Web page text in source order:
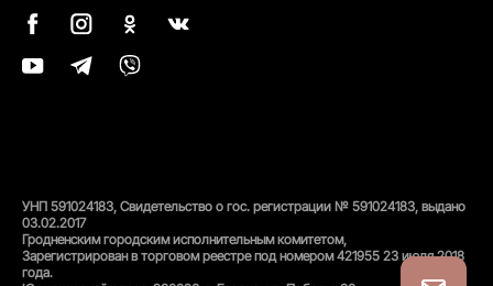
УНП 591024183, Свидетельство о гос. регистрации № 591024183, выдано
03.02.2017
Гродненским городским исполнительным комитетом,
Зарегистрирован в торговом реестре под номером 421955 23 июля 2018
года.